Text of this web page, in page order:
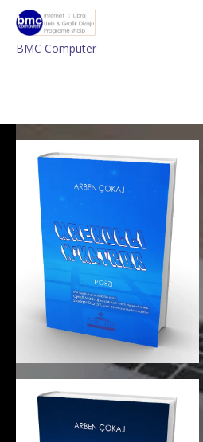
BMC Computer